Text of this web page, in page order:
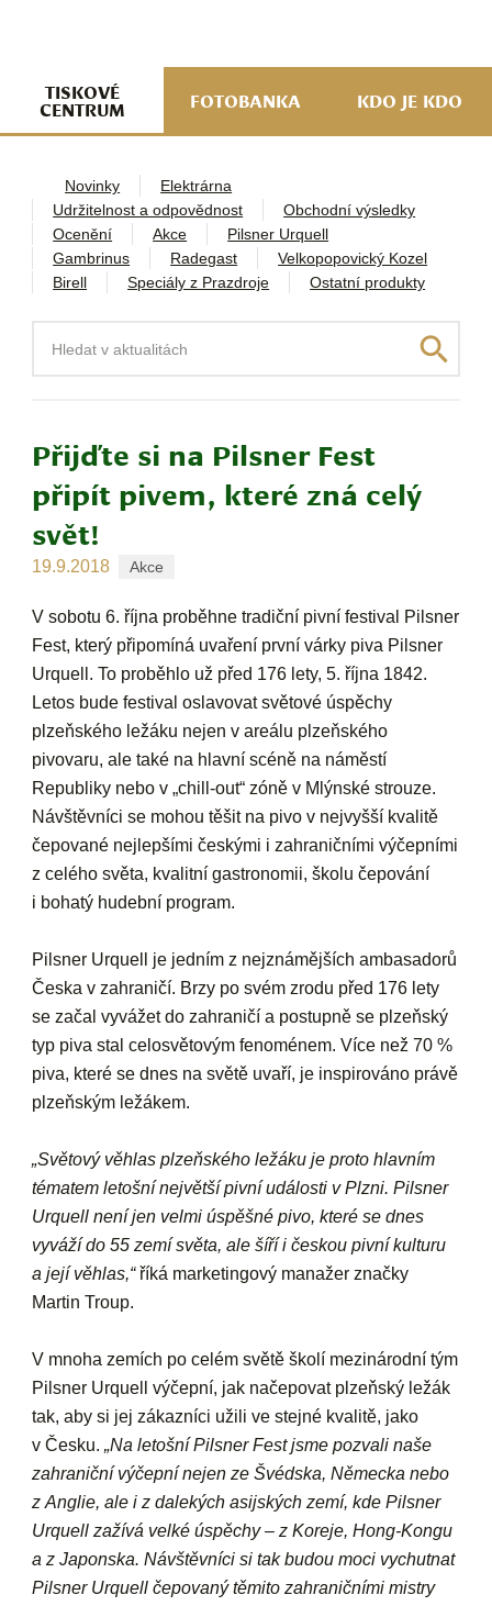
TISKOVÉ
CENTRUM FOTOBANKA KDO JE KDO
Novinky
Elektrárna
Udržitelnost a odpovědnost
Obchodní výsledky
Ocenění
Akce
Pilsner Urquell
Gambrinus
Radegast
Velkopopovický Kozel
Birell
Speciály z Prazdroje Ostatní produkty
Přijďte si na Pilsner Fest
připít pivem, které zná celý
svět!
19.9.2018 Akce
V sobotu 6. října proběhne tradiční pivní festival Pilsner
Fest, který připomíná uvaření první várky piva Pilsner
Urquell. To proběhlo už před 176 lety, 5. října 1842.
Letos bude festival oslavovat světové úspěchy
plzeňského ležáku nejen v areálu plzeňského
pivovaru, ale také na hlavní scéně na náměstí
Republiky nebo v „chill-out“ zóně v Mlýnské strouze.
Návštěvníci se mohou těšit na pivo v nejvyšší kvalitě
čepované nejlepšími českými i zahraničními výčepními
z celého světa, kvalitní gastronomii, školu čepování
i bohatý hudební program.
Pilsner Urquell je jedním z nejznámějších ambasadorů
Česka v zahraničí. Brzy po svém zrodu před 176 lety
se začal vyvážet do zahraničí a postupně se plzeňský
typ piva stal celosvětovým fenoménem. Více než 70 %
piva, které se dnes na světě uvaří, je inspirováno právě
plzeňským ležákem.
„Světový věhlas plzeňského ležáku je proto hlavním
tématem letošní největší pivní události v Plzni. Pilsner
Urquell není jen velmi úspěšné pivo, které se dnes
vyváží do 55 zemí světa, ale šíří i českou pivní kulturu
a její věhlas,“říká marketingový manažer značky
Martin Troup.
V mnoha zemích po celém světě školí mezinárodní tým
Pilsner Urquell výčepní, jak načepovat plzeňský ležák
tak, aby si jej zákazníci užili ve stejné kvalitě, jako
v Česku.„Na letošní Pilsner Fest jsme pozvali naše
zahraniční výčepní nejen ze Švédska, Německa nebo
z Anglie, ale i z dalekých asijských zemí, kde Pilsner
Urquell zažívá velké úspěchy – z Koreje, Hong-Kongu
a z Japonska. Návštěvníci si tak budou moci vychutnat
Pilsner Urquell čepovaný těmito zahraničními mistry